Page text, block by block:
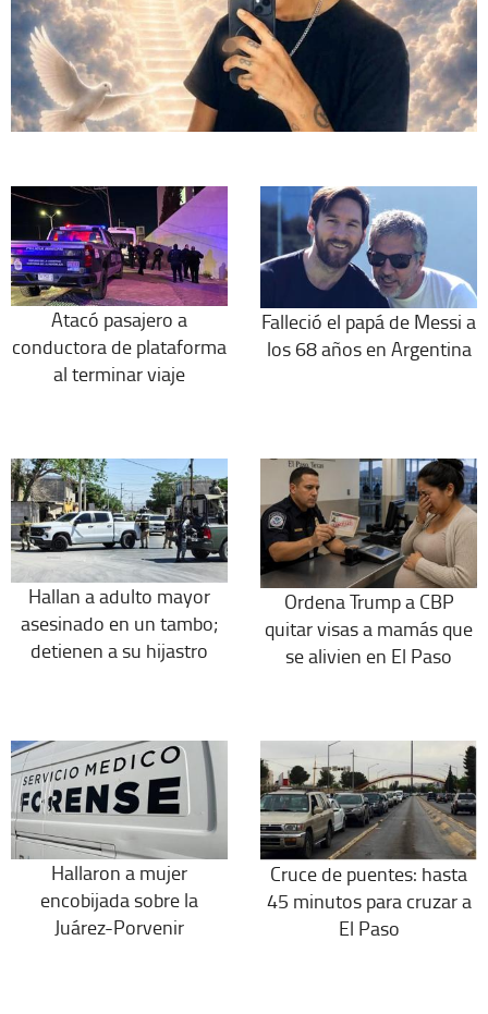
Atacó pasajero a
conductora de plataforma
al terminar viaje
Falleció el papá de Messi a
los 68 años en Argentina
Hallan a adulto mayor
asesinado en un tambo;
detienen a su hijastro
Ordena Trump a CBP
quitar visas a mamás que
se alivien en El Paso
Hallaron a mujer
encobijada sobre la
Juárez-Porvenir
Cruce de puentes: hasta
45 minutos para cruzar a
El Paso